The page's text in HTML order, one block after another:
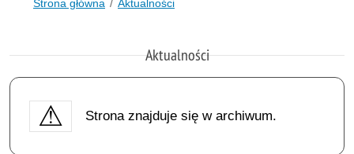
Strona główna Aktualności
Aktualności
Strona znajduje się w archiwum.